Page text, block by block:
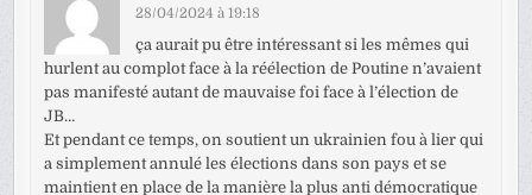
28/04/2024 à 19:18
ça aurait pu être intéressant si les mêmes qui
hurlent au complot face à la réélection de Poutine n’avaient
pas manifesté autant de mauvaise foi face à l’élection de
JB…
Et pendant ce temps, on soutient un ukrainien fou à lier qui
a simplement annulé les élections dans son pays et se
maintient en place de la manière la plus anti démocratique